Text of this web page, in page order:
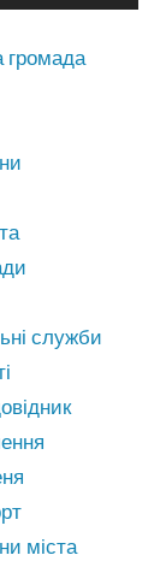
громада
служби
міста